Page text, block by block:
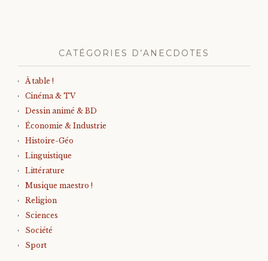
CATÉGORIES D’ANECDOTES
À table !
Cinéma & TV
Dessin animé & BD
Économie & Industrie
Histoire-Géo
Linguistique
Littérature
Musique maestro !
Religion
Sciences
Société
Sport